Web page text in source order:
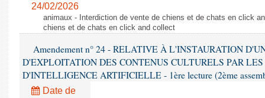
Comptes rendus des débats
24/02/2026
animaux - Interdiction de vente de chiens et de chats en click
chiens et de chats en click and collect
Amendement n° 24 - RELATIVE À L'INSTAURATION
D'EXPLOITATION DES CONTENUS CULTURELS PAR LES
D'INTELLIGENCE ARTIFICIELLE - 1ère lecture (2ème
Date de